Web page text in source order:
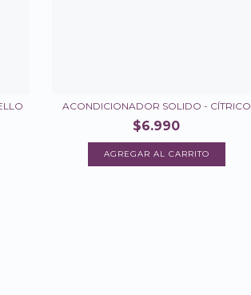
ACONDICIONADOR SOLIDO - CÍTRICO
$6.990